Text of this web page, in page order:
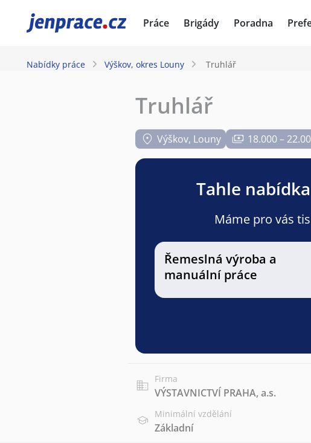
JenPráce.cz Práce Brigády Poradna
Nabídky práce Výškov, okres Louny Truhlář
Truhlář
Výškov, Louny 18.000 –
Tahle
Máme pro vás
Řemeslná výroba a
manuální práce
Firma
VÝSTAVNICTVÍ PRAHA, a.s.
Minimální vzdělání
Základní